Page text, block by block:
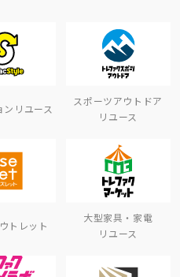
ンリユース
スポーツアウトドア
リユース
トレット
大型家具・家電
リユース